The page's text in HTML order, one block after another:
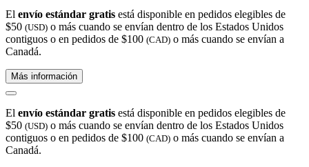
El envío estándar gratis está disponible en pedidos elegibles de
$50 (USD) o más cuando se envían dentro de los Estados Unidos
contiguos o en pedidos de $100 (CAD) o más cuando se envían a
Canadá.
Más información
El envío estándar gratis está disponible en pedidos elegibles de
$50 (USD) o más cuando se envían dentro de los Estados Unidos
contiguos o en pedidos de $100 (CAD) o más cuando se envían a
Canadá.